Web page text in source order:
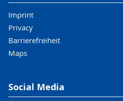
Imprint
Privacy
Barrierefreiheit
Maps
Social Media